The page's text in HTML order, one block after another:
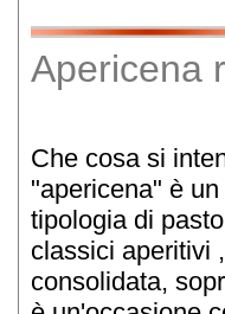
Apericena
Che cosa si
"apericena" è
tipologia di
classici aperitivi
consolidata,